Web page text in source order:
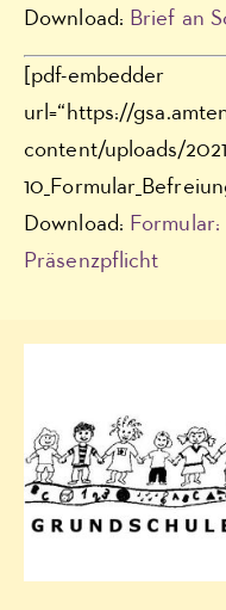
Download: Brief an
[pdf-embedder
url=“https://
content/uploads/
Download:
Präsenzpflicht